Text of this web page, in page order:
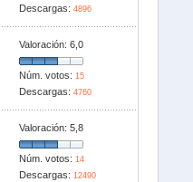
Descargas: 4896
Valoración: 6,0
Núm. votos: 15
Descargas: 4760
Valoración: 5,8
Núm. votos: 14
Descargas: 12490